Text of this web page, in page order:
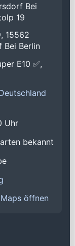
Bei
19
15562
Bei Berlin
E10 ✅,
Uhr
bekannt
öffnen